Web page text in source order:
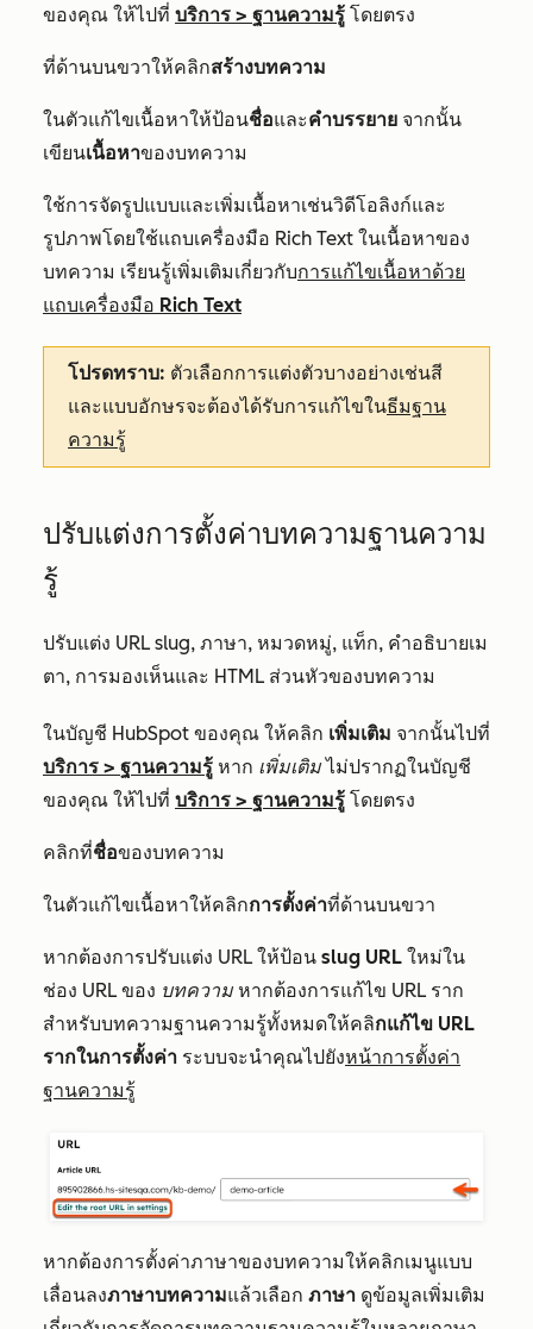
ของคุณ ให้ไปที่ บริการ > ฐานความรู้ โดยตรง
ที่ด้านบนขวาให้คลิกสร้างบทความ
ในตัวแก้ไขเนื้อหาให้ป้อนชื่อและคำบรรยาย จากนั้น
เขียนเนื้อหาของบทความ
ใช้การจัดรูปแบบและเพิ่มเนื้อหาเช่นวิดีโอลิงก์และ
รูปภาพโดยใช้แถบเครื่องมือ Rich Text ในเนื้อหาของ
บทความ เรียนรู้เพิ่มเติมเกี่ยวกับการแก้ไขเนื้อหาด้วย
แถบเครื่องมือ Rich Text
โปรดทราบ: ตัวเลือกการแต่งตัวบางอย่างเช่นสี
และแบบอักษรจะต้องได้รับการแก้ไขในธีมฐาน
ความรู้
ปรับแต่งการตั้งค่าบทความฐานความ
รู้
ปรับแต่ง URL slug, ภาษา, หมวดหมู่, แท็ก, คำอธิบายเม
ตา, การมองเห็นและ HTML ส่วนหัวของบทความ
ในบัญชี HubSpot ของคุณ ให้คลิก เพิ่มเติม จากนั้นไปที่
บริการ > ฐานความรู้ หาก เพิ่มเติมไม่ปรากฏในบัญชี
ของคุณ ให้ไปที่ บริการ > ฐานความรู้ โดยตรง
คลิกที่ชื่อของบทความ
ในตัวแก้ไขเนื้อหาให้คลิกการตั้งค่าที่ด้านบนขวา
หากต้องการปรับแต่ง URL ให้ป้อน slug URL ใหม่ใน
ช่อง URL ของ บทความหากต้องการแก้ไข URL ราก
สำหรับบทความฐานความรู้ทั้งหมดให้คลิกแก้ไข URL
รากในการตั้งค่า ระบบจะนำคุณไปยังหน้าการตั้งค่า
ฐานความรู้
หากต้องการตั้งค่าภาษาของบทความให้คลิกเมนูแบบ
เลื่อนลงภาษาบทความแล้วเลือก ภาษา ดูข้อมูลเพิ่มเติม